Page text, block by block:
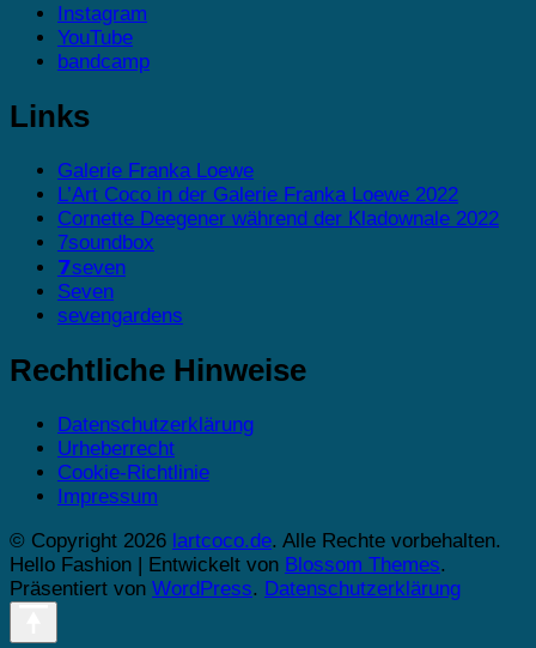
Instagram
YouTube
bandcamp
Links
Galerie Franka Loewe
L’Art Coco in der Galerie Franka Loewe 2022
Cornette Deegener während der Kladownale 2022
7soundbox
𝟳seven
Seven
sevengardens
Rechtliche Hinweise
Datenschutzerklärung
Urheberrecht
Cookie-Richtlinie
Impressum
© Copyright 2026 lartcoco.de. Alle Rechte vorbehalten.
Hello Fashion | Entwickelt von Blossom Themes.
Präsentiert von WordPress. Datenschutzerklärung